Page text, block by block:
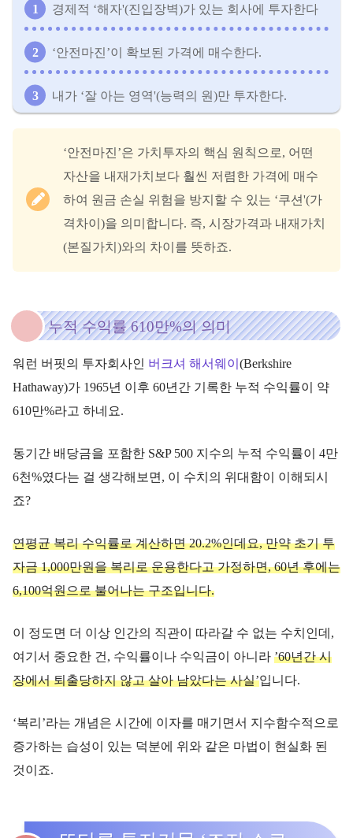
경제적 ‘해자'(진입장벽)가 있는 회사에 투자한다
‘안전마진’이 확보된 가격에 매수한다.
내가 ‘잘 아는 영역'(능력의 원)만 투자한다.
‘안전마진’은 가치투자의 핵심 원칙으로, 어떤
자산을 내재가치보다 훨씬 저렴한 가격에 매수
하여 원금 손실 위험을 방지할 수 있는 ‘쿠션'(가
격차이)을 의미합니다. 즉, 시장가격과 내재가치
(본질가치)와의 차이를 뜻하죠.
누적 수익률 610만%의 의미
워런 버핏의 투자회사인 버크셔 해서웨이 (Berkshire
Hathaway)가 1965년 이후 60년간 기록한 누적 수익률이 약
610만%라고 하네요.
동기간 배당금을 포함한 S&P 500 지수의 누적 수익률이 4만
6천%였다는 걸 생각해보면, 이 수치의 위대함이 이해되시
죠?
연평균 복리 수익률로 계산하면 20.2%인데요, 만약 초기 투
자금 1,000만원을 복리로 운용한다고 가정하면, 60년 후에는
6,100억원으로 불어나는 구조입니다.
이 정도면 더 이상 인간의 직관이 따라갈 수 없는 수치인데,
여기서 중요한 건, 수익률이나 수익금이 아니라 ’60년간 시
장에서 퇴출당하지 않고 살아 남았다는 사실’입니다.
‘복리’라는 개념은 시간에 이자를 매기면서 지수함수적으로
증가하는 습성이 있는 덕분에 위와 같은 마법이 현실화 된
것이죠.